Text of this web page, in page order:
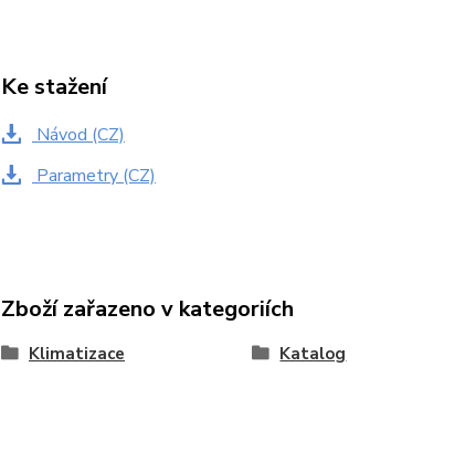
Ke stažení
Návod (CZ)
Parametry (CZ)
Zboží zařazeno v kategoriích
Klimatizace Katalog